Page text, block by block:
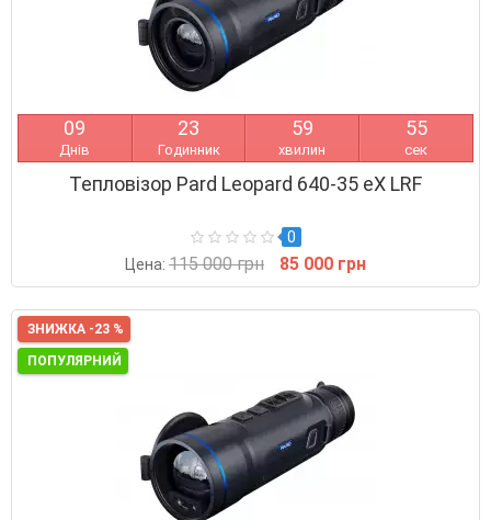
09
Днів
23
Годинник
59
хвилин
54
сек
Тепловізор Pard Leopard 640-35 eX LRF
0
Цена: 115 000 грн 85 000 грн
ЗНИЖКА -23 %
ПОПУЛЯРНИЙ